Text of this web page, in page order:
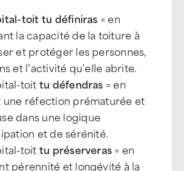
toit tu définiras = en
la capacité de la toiture à
et protéger les personnes,
et l’activité qu’elle abrite.
toittu défendras = en
une réfection prématurée et
dans une logique
et de sérénité.
toittu préserveras= en
pérennité et longévité à la